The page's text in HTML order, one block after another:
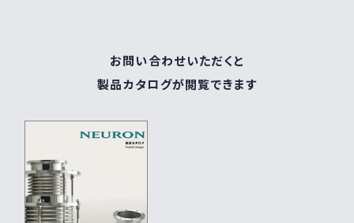
お問い合わせいただくと
製品カタログが閲覧できます